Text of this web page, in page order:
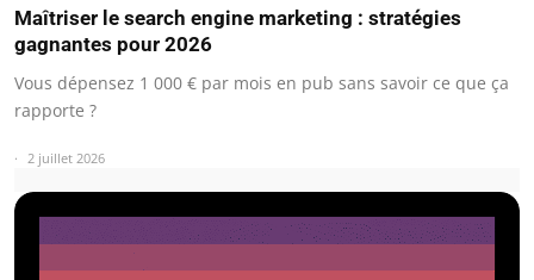
Maîtriser le search engine marketing : stratégies
gagnantes pour 2026
Vous dépensez 1 000 € par mois en pub sans savoir ce que ça
rapporte ?
2 juillet 2026